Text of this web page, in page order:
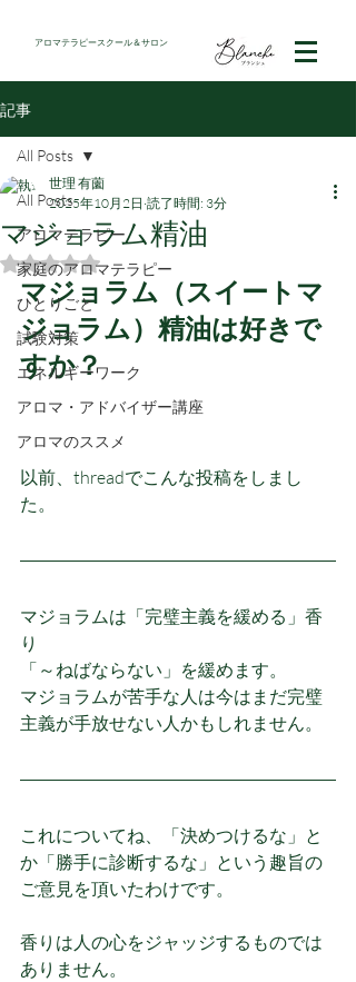
アロマテラピースクール＆サロン
記事
All Posts
アロマテラピー
家庭のアロマテラピー
ひとりごと
試験対策
エネルギーワーク
アロマ・アドバイザー講座
アロマのススメ
All Posts
マジョラム精油
世理 有薗
2025年10月2日 読了時間: 3分
5つ星のうちNaNと評価されています。
マジョラム（スイートマ
ジョラム）精油は好きで
すか？
以前、threadでこんな投稿をしまし
た。
マジョラムは「完璧主義を緩める」香
り
「～ねばならない」を緩めます。
マジョラムが苦手な人は今はまだ完璧
主義が手放せない人かもしれません。
これについてね、「決めつけるな」と
か「勝手に診断するな」という趣旨の
ご意見を頂いたわけです。
香りは人の心をジャッジするものでは
ありません。